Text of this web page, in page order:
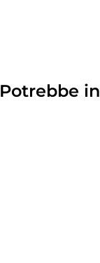
Potrebbe